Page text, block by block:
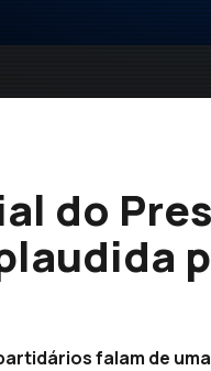
do
falam de